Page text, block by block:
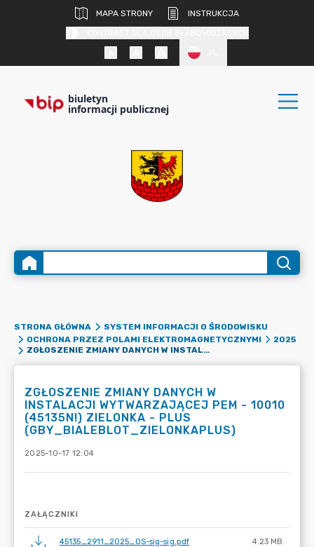
MAPA STRONY
INSTRUKCJA
biuletyn
informacji publicznej
STRONA GŁÓWNA
SYSTEM INFORMACJI O ŚRODOWISKU
OCHRONA PRZEZ POLAMI ELEKTROMAGNETYCZNYMI
2025
ZGŁOSZENIE ZMIANY DANYCH W INSTALACJI WYTWARZAJĄCEJ PEM - 10010 (45135N!) ZIELONKA - PLUS (GBY_BIALEBLOT_ZIELONKAPLUS)
ZGŁOSZENIE ZMIANY DANYCH W
INSTALACJI WYTWARZAJĄCEJ PEM - 10010
(45135N!) ZIELONKA - PLUS
(GBY_BIALEBLOT_ZIELONKAPLUS)
2025-10-17 12:04
ZAŁĄCZNIKI
45135_2911_2025_OS-sig-sig.pdf 4.23 MB